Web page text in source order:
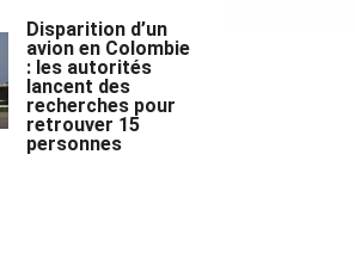
Disparition d’un
avion en Colombie
: les autorités
lancent des
recherches pour
retrouver 15
personnes